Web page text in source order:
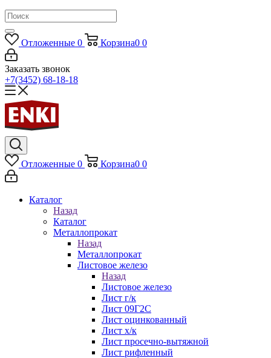
Отложенные 0 Корзина0 0
Заказать звонок
+7(3452) 68-18-18
Отложенные 0 Корзина0 0
Каталог
Назад
Каталог
Металлопрокат
Назад
Металлопрокат
Листовое железо
Назад
Листовое железо
Лист г/к
Лист 09Г2С
Лист оцинкованный
Лист х/к
Лист просечно-вытяжной
Лист рифленный